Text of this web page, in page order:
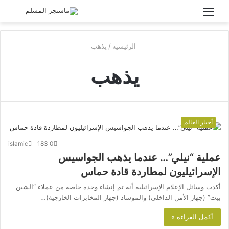
القائمة
الرئيسية / يذهب
يذهب
أخبار العالم
islamic 0
عملية “نيلي”… عندما يذهب الجواسيس
الإسرائيليون لمطاردة قادة حماس
أكدت وسائل الإعلام الإسرائيلية أنه تم إنشاء وحدة خاصة من عملاء “الشين
بيت” (جهاز الأمن الداخلي) والموساد (جهاز المخابرات الخارجية)…
أكمل القراءة »